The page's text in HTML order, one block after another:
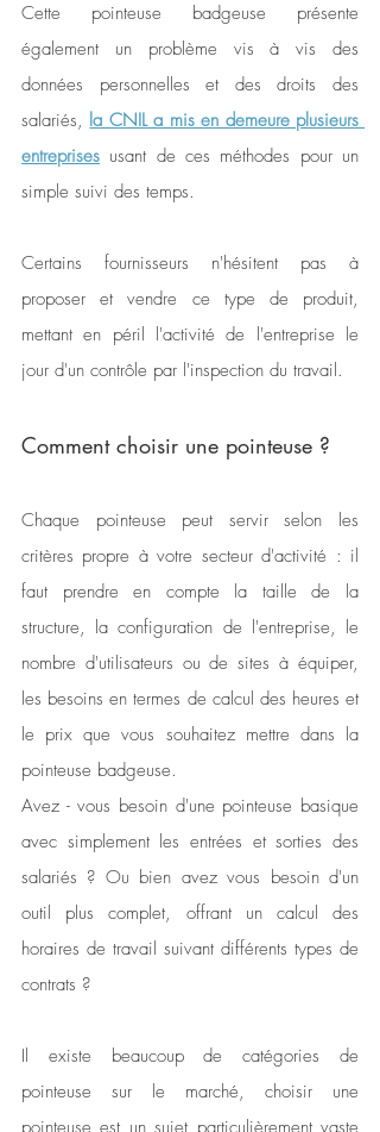
Cette pointeuse badgeuse présente
également un problème vis à vis des
données personnelles et des droits des
salariés, la CNIL a mis en demeure plusieurs
entreprises usant de ces méthodes pour un
simple suivi des temps.
Certains fournisseurs n'hésitent pas à
proposer et vendre ce type de produit,
mettant en péril l'activité de l'entreprise le
jour d'un contrôle par l'inspection du travail.
Comment choisir une pointeuse ?
Chaque pointeuse peut servir selon les
critères propre à votre secteur d'activité : il
faut prendre en compte la taille de la
structure, la configuration de l'entreprise, le
nombre d'utilisateurs ou de sites à équiper,
les besoins en termes de calcul des heures et
le prix que vous souhaitez mettre dans la
pointeuse badgeuse.
Avez - vous besoin d'une pointeuse basique
avec simplement les entrées et sorties des
salariés ? Ou bien avez vous besoin d'un
outil plus complet, offrant un calcul des
horaires de travail suivant différents types de
contrats ?
Il existe beaucoup de catégories de
pointeuse sur le marché, choisir une